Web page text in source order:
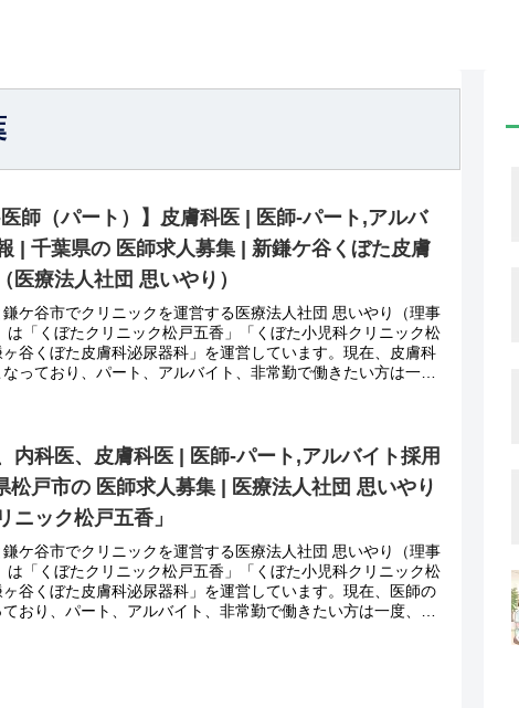
医師（パート）】皮膚科医 | 医師-パート,アルバ
| 千葉県の 医師求人募集 | 新鎌ケ谷くぼた皮膚
医療法人社団 思いやり）
ケ谷市でクリニックを運営する医療法人社団 思いやり（理事
は「くぼたクリニック松戸五香」「くぼた小児科クリニック松
ヶ谷くぼた皮膚科泌尿器科」を運営しています。現在、皮膚科
っており、パート、アルバイト、非常勤で働きたい方は一
内科医、皮膚科医 | 医師-パート,アルバイト採用
松戸市の 医師求人募集 | 医療法人社団 思いやり
ニック松戸五香」
ケ谷市でクリニックを運営する医療法人社団 思いやり（理事
は「くぼたクリニック松戸五香」「くぼた小児科クリニック松
ヶ谷くぼた皮膚科泌尿器科」を運営しています。現在、医師の
おり、パート、アルバイト、非常勤で働きたい方は一度、お